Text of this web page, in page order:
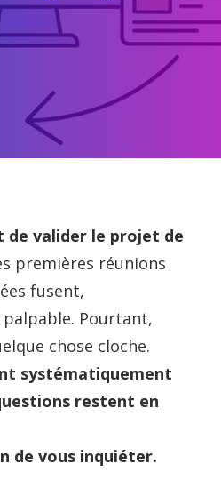
de valider le projet de
premières réunions
fusent,
palpable. Pourtant,
chose cloche.
systématiquement
restent en
de vous inquiéter.